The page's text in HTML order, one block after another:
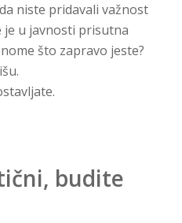
niste pridavali važnost
u javnosti prisutna
što zapravo jeste?
budite